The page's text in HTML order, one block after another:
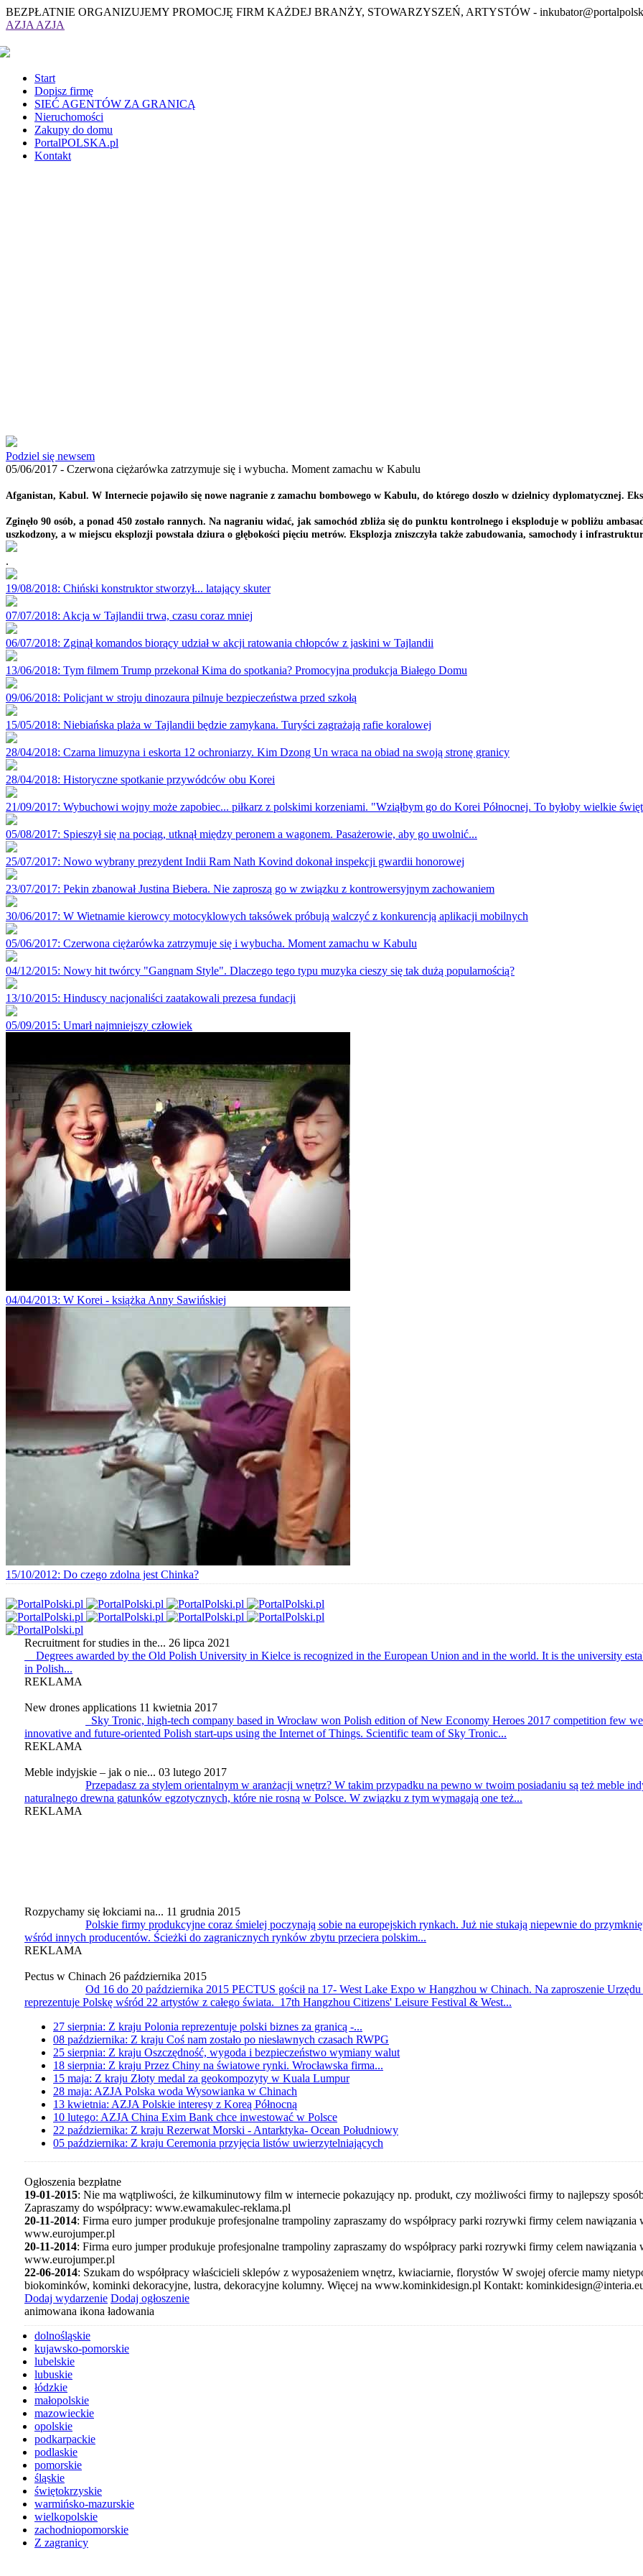
BEZPŁATNIE ORGANIZUJEMY PROMOCJĘ FIRM KAŻDEJ BRANŻY, STOWARZYSZEŃ, ARTYSTÓW -
AZJA AZJA
Start
Dopisz firmę
SIEĆ AGENTÓW ZA GRANICĄ
Nieruchomości
Zakupy do domu
PortalPOLSKA.pl
Kontakt
Podziel się newsem
05/06/2017 - Czerwona ciężarówka zatrzymuje się i wybucha. Moment zamachu w Kabulu
Afganistan, Kabul. W Internecie pojawiło się nowe nagranie z zamachu bombowego w Kabulu, do którego doszło w dzielnicy dyplomatycznej.
Zginęło 90 osób, a ponad 450 zostało rannych. Na nagraniu widać, jak samochód zbliża się do punktu kontrolnego i eksploduje w pobliżu
uszkodzony, a w miejscu eksplozji powstała dziura o głębokości pięciu metrów. Eksplozja zniszczyła także zabudowania, samochody i
.
19/08/2018: Chiński konstruktor stworzył... latający skuter
07/07/2018: Akcja w Tajlandii trwa, czasu coraz mniej
06/07/2018: Zginął komandos biorący udział w akcji ratowania chłopców z jaskini w Tajlandii
13/06/2018: Tym filmem Trump przekonał Kima do spotkania? Promocyjna produkcja Białego Domu
09/06/2018: Policjant w stroju dinozaura pilnuje bezpieczeństwa przed szkołą
15/05/2018: Niebiańska plaża w Tajlandii będzie zamykana. Turyści zagrażają rafie koralowej
28/04/2018: Czarna limuzyna i eskorta 12 ochroniarzy. Kim Dzong Un wraca na obiad na swoją stronę granicy
28/04/2018: Historyczne spotkanie przywódców obu Korei
21/09/2017: Wybuchowi wojny może zapobiec... piłkarz z polskimi korzeniami. "Wziąłbym go do Korei Północnej. To byłoby wielkie
05/08/2017: Spieszył się na pociąg, utknął między peronem a wagonem. Pasażerowie, aby go uwolnić...
25/07/2017: Nowo wybrany prezydent Indii Ram Nath Kovind dokonał inspekcji gwardii honorowej
23/07/2017: Pekin zbanował Justina Biebera. Nie zaproszą go w związku z kontrowersyjnym zachowaniem
30/06/2017: W Wietnamie kierowcy motocyklowych taksówek próbują walczyć z konkurencją aplikacji mobilnych
05/06/2017: Czerwona ciężarówka zatrzymuje się i wybucha. Moment zamachu w Kabulu
04/12/2015: Nowy hit twórcy "Gangnam Style". Dlaczego tego typu muzyka cieszy się tak dużą popularnością?
13/10/2015: Hinduscy nacjonaliści zaatakowali prezesa fundacji
05/09/2015: Umarł najmniejszy człowiek
04/04/2013: W Korei - książka Anny Sawińskiej
15/10/2012: Do czego zdolna jest Chinka?
Recruitment for studies in the... 26 lipca 2021
Degrees awarded by the Old Polish University in Kielce is recognized in the European Union and in the world. It is the university
in Polish...
REKLAMA
New drones applications 11 kwietnia 2017
Sky Tronic, high-tech company based in Wrocław won Polish edition of New Economy Heroes 2017 competition few
innovative and future-oriented Polish start-ups using the Internet of Things. Scientific team of Sky Tronic...
REKLAMA
Meble indyjskie – jak o nie... 03 lutego 2017
Przepadasz za stylem orientalnym w aranżacji wnętrz? W takim przypadku na pewno w twoim posiadaniu są też meble
naturalnego drewna gatunków egzotycznych, które nie rosną w Polsce. W związku z tym wymagają one też...
REKLAMA
Rozpychamy się łokciami na... 11 grudnia 2015
Polskie firmy produkcyjne coraz śmielej poczynają sobie na europejskich rynkach. Już nie stukają niepewnie do
wśród innych producentów. Ścieżki do zagranicznych rynków zbytu przeciera polskim...
REKLAMA
Pectus w Chinach 26 października 2015
Od 16 do 20 października 2015 PECTUS gościł na 17- West Lake Expo w Hangzhou w Chinach. Na zaproszenie
reprezentuje Polskę wśród 22 artystów z całego świata. 17th Hangzhou Citizens' Leisure Festival & West...
27 sierpnia: Z kraju Polonia reprezentuje polski biznes za granicą -...
08 października: Z kraju Coś nam zostało po niesławnych czasach RWPG
25 sierpnia: Z kraju Oszczędność, wygoda i bezpieczeństwo wymiany walut
18 sierpnia: Z kraju Przez Chiny na światowe rynki. Wrocławska firma...
15 maja: Z kraju Złoty medal za geokompozyty w Kuala Lumpur
28 maja: AZJA Polska woda Wysowianka w Chinach
13 kwietnia: AZJA Polskie interesy z Koreą Północną
10 lutego: AZJA China Exim Bank chce inwestować w Polsce
22 października: Z kraju Rezerwat Morski - Antarktyka- Ocean Południowy
05 października: Z kraju Ceremonia przyjęcia listów uwierzytelniających
Ogłoszenia bezpłatne
19-01-2015: Nie ma wątpliwości, że kilkuminutowy film w internecie pokazujący np. produkt, czy możliwości firmy to najlepszy
Zapraszamy do współpracy: www.ewamakulec-reklama.pl
20-11-2014: Firma euro jumper produkuje profesjonalne trampoliny zapraszamy do współpracy parki rozrywki firmy celem nawiązania
www.eurojumper.pl
20-11-2014: Firma euro jumper produkuje profesjonalne trampoliny zapraszamy do współpracy parki rozrywki firmy celem nawiązania
www.eurojumper.pl
22-06-2014: Szukam do współpracy właścicieli sklepów z wyposażeniem wnętrz, kwiaciarnie, florystów W swojej ofercie mamy
biokominków, kominki dekoracyjne, lustra, dekoracyjne kolumny. Więcej na www.kominkidesign.pl Kontakt:
Dodaj wydarzenie Dodaj ogłoszenie
animowana ikona ładowania
dolnośląskie
kujawsko-pomorskie
lubelskie
lubuskie
łódzkie
małopolskie
mazowieckie
opolskie
podkarpackie
podlaskie
pomorskie
śląskie
świętokrzyskie
warmińsko-mazurskie
wielkopolskie
zachodniopomorskie
Z zagranicy